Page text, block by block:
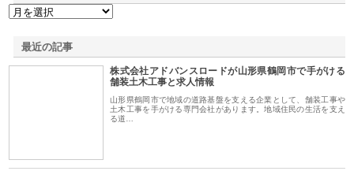
最近の記事
株式会社アドバンスロードが山形県鶴岡市で手がける
舗装土木工事と求人情報
山形県鶴岡市で地域の道路基盤を支える企業として、舗装工事や
土木工事を手がける専門会社があります。地域住民の生活を支え
る道…